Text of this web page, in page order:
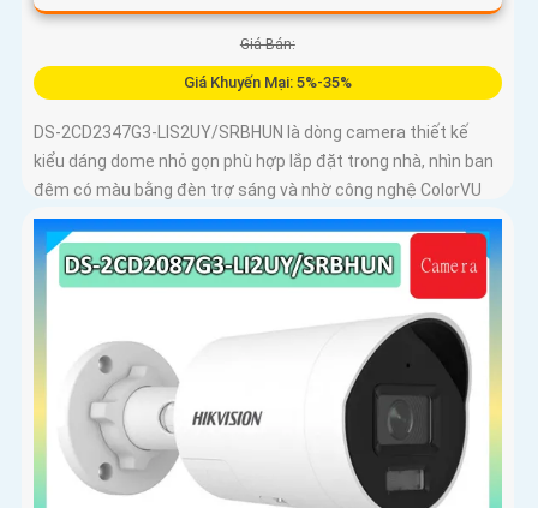
Giá Bán:
Giá Khuyến Mại: 5%-35%
DS-2CD2347G3-LIS2UY/SRBHUN là dòng camera thiết kế
kiểu dáng dome nhỏ gọn phù hợp lắp đặt trong nhà, nhìn ban
đêm có màu bằng đèn trợ sáng và nhờ công nghệ ColorVU
HikAI-ISP, có tính năng AI giúp nhận diện người và phương
tiện, tích hợp micro kép